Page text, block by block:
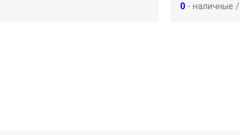
0- наличные /